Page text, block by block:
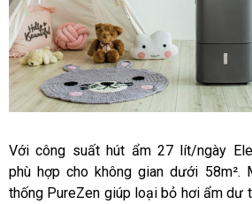
Với công suất hút ẩm 27 lít/ngày
phù hợp cho không gian dưới 58m².
thống PureZen giúp loại bỏ hơi ẩm dư